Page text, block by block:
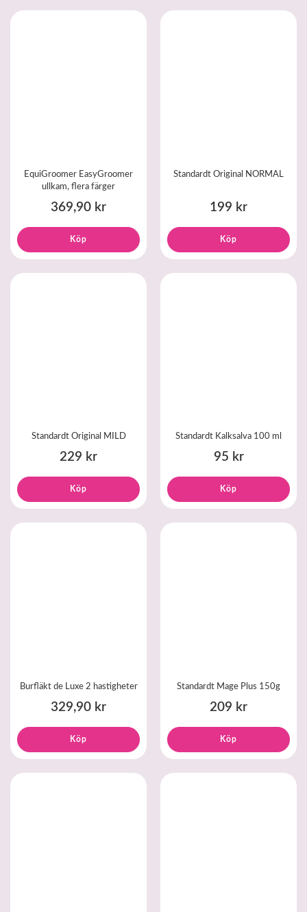
EquiGroomer EasyGroomer
ullkam, flera färger
369,90 kr
Köp
Standardt Original NORMAL
199 kr
Köp
Standardt Original MILD
229 kr
Köp
Standardt Kalksalva 100 ml
95 kr
Köp
Burfläkt de Luxe 2 hastigheter
329,90 kr
Köp
Standardt Mage Plus 150g
209 kr
Köp